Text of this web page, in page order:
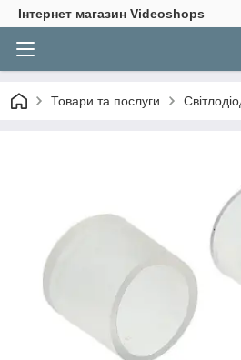
Інтернет магазин Videoshops
Товари та послуги